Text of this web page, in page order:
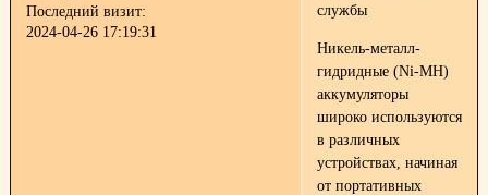
Последний визит:
2024-04-26 17:19:31
службы
Никель-металл-
гидридные (Ni-MH)
аккумуляторы
широко используются
в различных
устройствах, начиная
от портативных